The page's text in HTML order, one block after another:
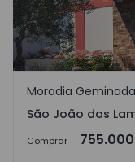
São João das
Moradia Geminada
São João das
Comprar